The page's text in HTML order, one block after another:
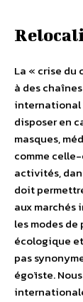
La « crise du
à des
international
disposer en
masques,
comme
activités,
doit
aux marchés
les modes
écologique
pas
égoïste.